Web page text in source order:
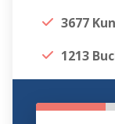
3677
1213